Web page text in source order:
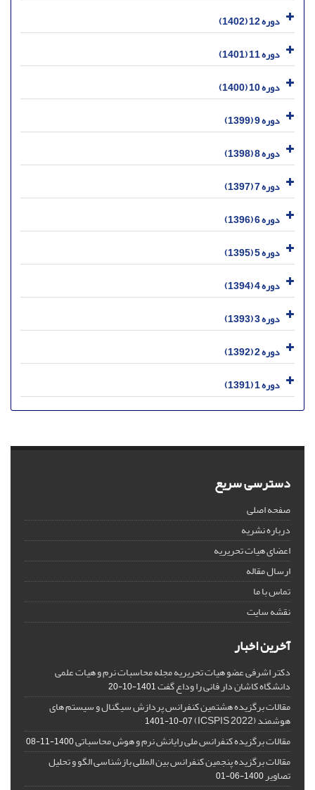
دوره 12 (1402)
دوره 11 (1401)
دوره 10 (1400)
دوره 9 (1399)
دوره 8 (1398)
دوره 7 (1397)
دوره 6 (1396)
دوره 5 (1395)
دوره 4 (1394)
دوره 3 (1393)
دوره 2 (1392)
دوره 1 (1391)
دسترسی سریع
صفحه اصلی
درباره نشریه
اعضای هیات تحریریه
ارسال مقاله
تماس با ما
نقشه سایت
آخرین اخبار
دکتر اشرفی عضو هیات تحریریه مجله محاسبات نرم و هیات علمی
دانشگاه کاشان دار فانی را وداع گفت1401-10-20
مقالات برگزیده هشتمین کنفرانس پردازش سیگنال و سیستم های
هوشمند (ICSPIS 2022) 1401-10-07
مقالات برگزیده کنفرانس ملی رایانش نرم و هوش محاسباتی1400-11-08
مقالات برگزیده پنجمین کنفرانس بین المللی بازشناسی الگو و تحلیل
تصاویر1400-06-01